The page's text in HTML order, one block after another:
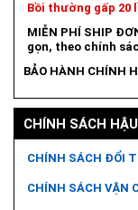
Bồi thường gấp 20
MIỄN PHÍ SHIP
gọn, theo chính
BẢO HÀNH CHÍNH
CHÍNH SÁCH
CHÍNH SÁCH ĐỔI
CHÍNH SÁCH VẬN